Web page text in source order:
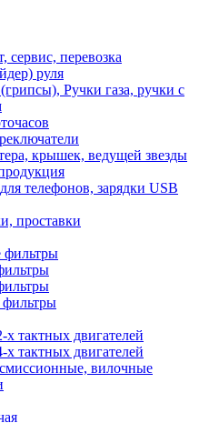
сервис, перевозка
руля
Ручки газа, ручки с
крышек, ведущей звезды
телефонов, зарядки USB
проставки
х тактных двигателей
х тактных двигателей
вилочные